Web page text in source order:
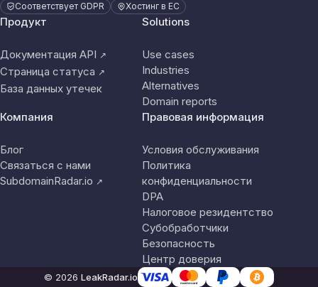
Соответствует GDPR Хостинг в ЕС
Продукт
Документация API ↗
Страница статуса ↗
База данных утечек
Solutions
Use cases
Industries
Alternatives
Domain reports
Компания
Блог
Связаться с нами
SubdomainRadar.io ↗
Правовая информация
Условия обслуживания
Политика
конфиденциальности
DPA
Налоговое резидентство
Субобработчики
Безопасность
Центр доверия
© 2026 LeakRadar.io